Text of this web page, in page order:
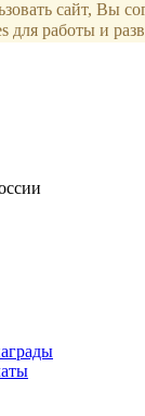
сайт, Вы
для работы и